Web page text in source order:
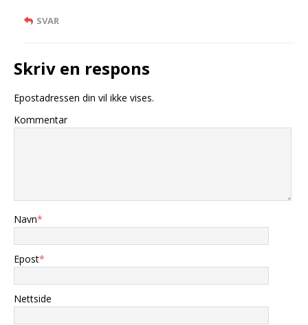
SVAR
Skriv en respons
Epostadressen din vil ikke vises.
Kommentar
Navn*
Epost*
Nettside